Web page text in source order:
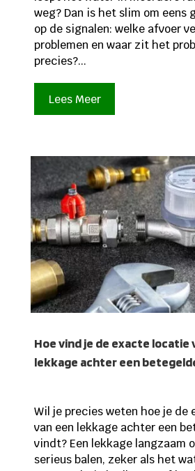
weg? Dan is het slim om eens
op de signalen: welke afvoer
problemen en waar zit het
precies?...
Lees Meer
Hoe vind je de exacte locatie
lekkage achter een
Wil je precies weten hoe je de
van een lekkage achter een
vindt? Een lekkage langzaam
serieus balen, zeker als het